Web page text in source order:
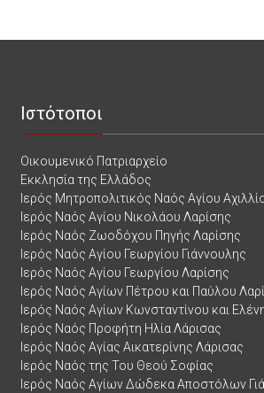
Ιστότοποι
Οικουμενικό Πατριαρχείο
Εκκλησία της Ελλάδος
Ιερός Μητροπολιτικός Ναός Αγίου
Ιερός Ναός Αγίου Νικολάου Λαρίσης
Ιερός Ναός Ζωοδόχου Πηγής Λαρίσης
Ιερός Ναός Αγίου Γεωργίου Γιάννουλης
Ιερός Ναός Αγίου Γεωργίου Λαρίσης
Ιερός Ναός Αγίων Πέτρου και Παύλου
Ιερός Ναός Αγίων Κωνσταντίνου και
Ιερός Ναός Προφήτη Ηλία Λάρισας
Ιερός Ναός Αγίας Αικατερίνης Λάρισας
Ιερός Ναός της Του Θεού Σοφίας
Ιερός Ναός Αγίων Δώδεκα Αποστόλων